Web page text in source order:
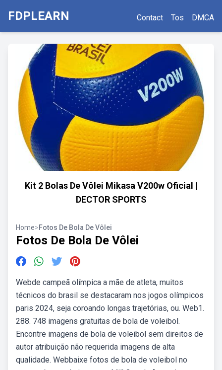
FDPLEARN Contact Tos DMCA
Kit 2 Bolas De Vôlei Mikasa V200w Oficial |
DECTOR SPORTS
Home>Fotos De Bola De Vôlei
Fotos De Bola De Vôlei
Webde campeã olímpica a mãe de atleta, muitos
técnicos do brasil se destacaram nos jogos olímpicos
paris 2024, seja coroando longas trajetórias, ou. Web1.
288. 748 imagens gratuitas de bola de voleibol.
Encontre imagens de bola de voleibol sem direitos de
autor atribuição não requerida imagens de alta
qualidade. Webbaixe fotos de bola de voleibol no